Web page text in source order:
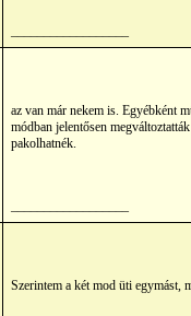
az van már nekem is. Egyébként
módban jelentősen
pakolhatnék.
Szerintem a két mod üti egymást,